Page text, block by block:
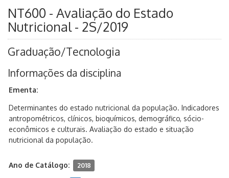
NT600 - Avaliação do Estado
Nutricional - 2S/2019
Graduação/Tecnologia
Informações da disciplina
Ementa:
Determinantes do estado nutricional da população. Indicadores
antropométricos, clínicos, bioquímicos, demográfico, sócio-
econômicos e culturais. Avaliação do estado e situação
nutricional da população.
Ano de Catálogo: 2018